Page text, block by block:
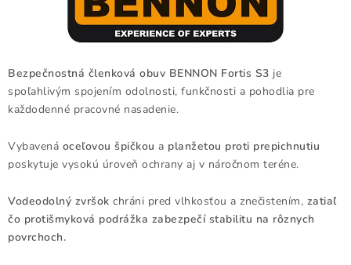
Často kladené otázky
INFORMÁCIE PRE ZÁKAZNÍKOV
Napíšte nám
Bezpečnostná členková obuv BENNON Fortis S3 je
spoľahlivým spojením odolnosti, funkčnosti a pohodlia pre
každodenné pracovné nasadenie.
Vybavená oceľovou špičkou a planžetou proti prepichnutiu
poskytuje vysokú úroveň ochrany aj v náročnom teréne.
Vodeodolný zvršok chráni pred vlhkosťou a znečistením, zatiaľ
čo protišmyková podrážka zabezpečí stabilitu na rôznych
povrchoch.